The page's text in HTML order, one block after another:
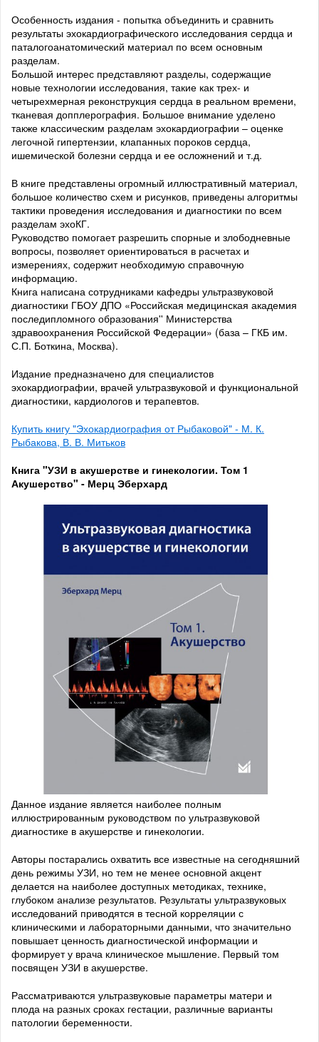
Особенность издания - попытка объединить и сравнить
результаты эхокардиографического исследования сердца и
паталогоанатомический материал по всем основным
разделам.
Большой интерес представляют разделы, содержащие
новые технологии исследования, такие как трех- и
четырехмерная реконструкция сердца в реальном времени,
тканевая допплерография. Большое внимание уделено
также классическим разделам эхокардиографии – оценке
легочной гипертензии, клапанных пороков сердца,
ишемической болезни сердца и ее осложнений и т.д.
В книге представлены огромный иллюстративный материал,
большое количество схем и рисунков, приведены алгоритмы
тактики проведения исследования и диагностики по всем
разделам эхоКГ.
Руководство помогает разрешить спорные и злободневные
вопросы, позволяет ориентироваться в расчетах и
измерениях, содержит необходимую справочную
информацию.
Книга написана сотрудниками кафедры ультразвуковой
диагностики ГБОУ ДПО «Российская медицинская академия
последипломного образования'' Министерства
здравоохранения Российской Федерации» (база – ГКБ им.
С.П. Боткина, Москва).
Издание предназначено для специалистов
эхокардиографии, врачей ультразвуковой и функциональной
диагностики, кардиологов и терапевтов.
Купить книгу "Эхокардиография от Рыбаковой" - М. К.
Рыбакова, В. В. Митьков
Книга "УЗИ в акушерстве и гинекологии. Том 1
Акушерство" - Мерц Эберхард
Данное издание является наиболее полным
иллюстрированным руководством по ультразвуковой
диагностике в акушерстве и гинекологии.
Авторы постарались охватить все известные на сегодняшний
день режимы УЗИ, но тем не менее основной акцент
делается на наиболее доступных методиках, технике,
глубоком анализе результатов. Результаты ультразвуковых
исследований приводятся в тесной корреляции с
клиническими и лабораторными данными, что значительно
повышает ценность диагностической информации и
формирует у врача клиническое мышление. Первый том
посвящен УЗИ в акушерстве.
Рассматриваются ультразвуковые параметры матери и
плода на разных сроках гестации, различные варианты
патологии беременности.